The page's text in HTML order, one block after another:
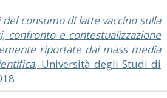
consumo di latte vaccino sulla
confronto e contestualizzazione
riportate dai mass media
, Università degli Studi di